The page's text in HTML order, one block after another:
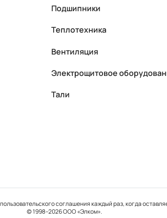
Подшипники
Теплотехника
Вентиляция
Электрощитовое
Тали
соглашения каждый раз, когда
© 1998–2026 ООО «Элком».